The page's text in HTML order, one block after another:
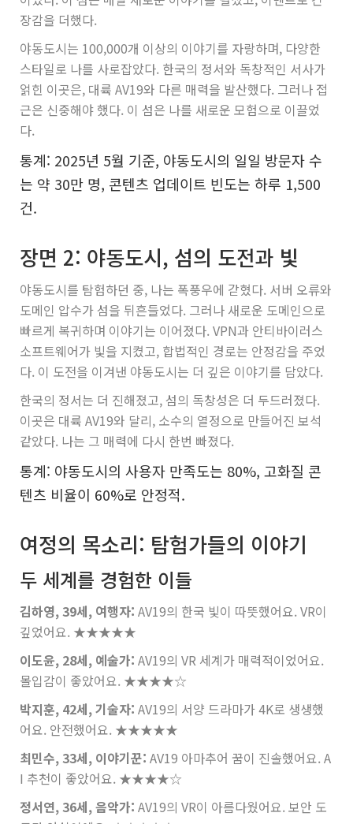
장감을 더했다.
야동도시는 100,000개 이상의 이야기를 자랑하며, 다양한
스타일로 나를 사로잡았다. 한국의 정서와 독창적인 서사가
얽힌 이곳은, 대륙 AV19와 다른 매력을 발산했다. 그러나 접
근은 신중해야 했다. 이 섬은 나를 새로운 모험으로 이끌었
다.
통계: 2025년 5월 기준, 야동도시의 일일 방문자 수
는 약 30만 명, 콘텐츠 업데이트 빈도는 하루 1,500
건.
장면 2: 야동도시, 섬의 도전과 빛
야동도시를 탐험하던 중, 나는 폭풍우에 갇혔다. 서버 오류와
도메인 압수가 섬을 뒤흔들었다. 그러나 새로운 도메인으로
빠르게 복귀하며 이야기는 이어졌다. VPN과 안티바이러스
소프트웨어가 빛을 지켰고, 합법적인 경로는 안정감을 주었
다. 이 도전을 이겨낸 야동도시는 더 깊은 이야기를 담았다.
한국의 정서는 더 진해졌고, 섬의 독창성은 더 두드러졌다.
이곳은 대륙 AV19와 달리, 소수의 열정으로 만들어진 보석
같았다. 나는 그 매력에 다시 한번 빠졌다.
통계: 야동도시의 사용자 만족도는 80%, 고화질 콘
텐츠 비율이 60%로 안정적.
여정의 목소리: 탐험가들의 이야기
두 세계를 경험한 이들
김하영, 39세, 여행자: AV19의 한국 빛이 따뜻했어요. VR이
깊었어요. ★★★★★
이도윤, 28세, 예술가: AV19의 VR 세계가 매력적이었어요.
몰입감이 좋았어요. ★★★★☆
박지훈, 42세, 기술자: AV19의 서양 드라마가 4K로 생생했
어요. 안전했어요. ★★★★★
최민수, 33세, 이야기꾼: AV19 아마추어 꿈이 진솔했어요. A
I 추천이 좋았어요. ★★★★☆
정서연, 36세, 음악가: AV19의 VR이 아름다웠어요. 보안 도